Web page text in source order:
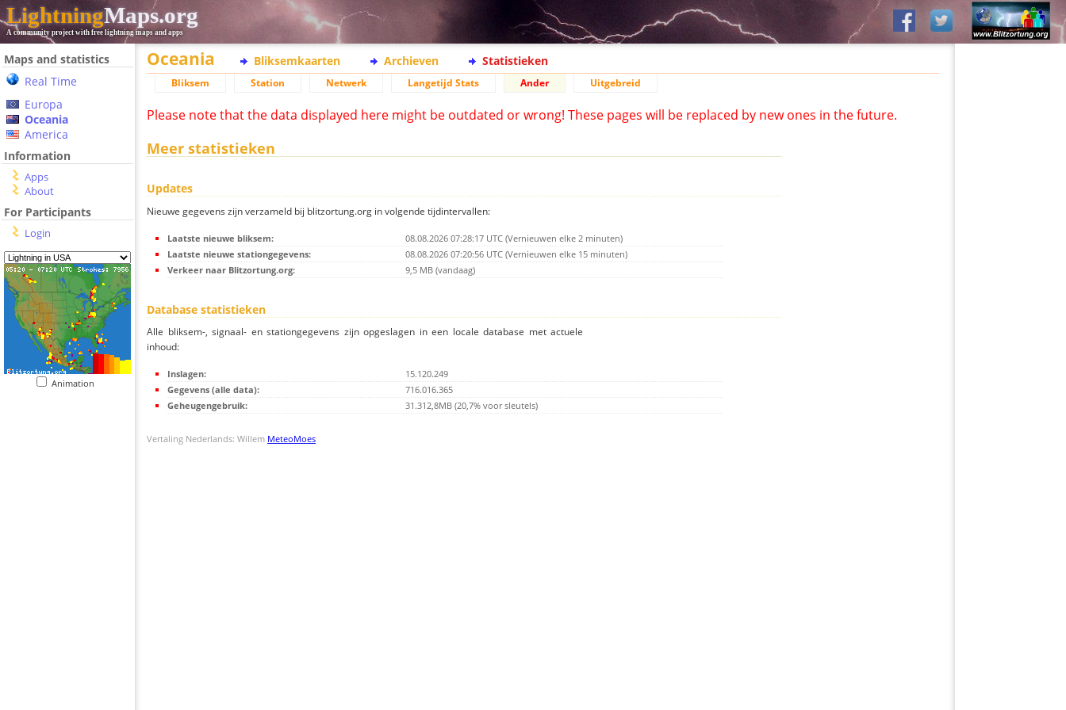
LightningMaps.org
A community project with free lightning maps and apps
Maps and statistics
Real Time
Europa
Oceania
America
Information
Apps
About
For Participants
Login
Animation
Oceania Bliksemkaarten Archieven Statistieken
Bliksem Station Netwerk Langetijd Stats Ander Uitgebreid
Please note that the data displayed here might be outdated or wrong! These pages will be replaced by new ones in the future.
Meer statistieken
Updates
Nieuwe gegevens zijn verzameld bij blitzortung.org in volgende tijdintervallen:
Laatste nieuwe bliksem:
08.08.2026 07:28:17 UTC (Vernieuwen elke 2 minuten)
Laatste nieuwe stationgegevens:
08.08.2026 07:20:56 UTC (Vernieuwen elke 15 minuten)
Verkeer naar Blitzortung.org:
9,5 MB (vandaag)
Database statistieken
Alle bliksem-, signaal- en stationgegevens zijn opgeslagen in een locale database met actuele
inhoud:
Inslagen:
15.120.249
Gegevens (alle data):
716.016.365
Geheugengebruik:
31.312,8MB (20,7% voor sleutels)
Vertaling Nederlands: Willem MeteoMoes